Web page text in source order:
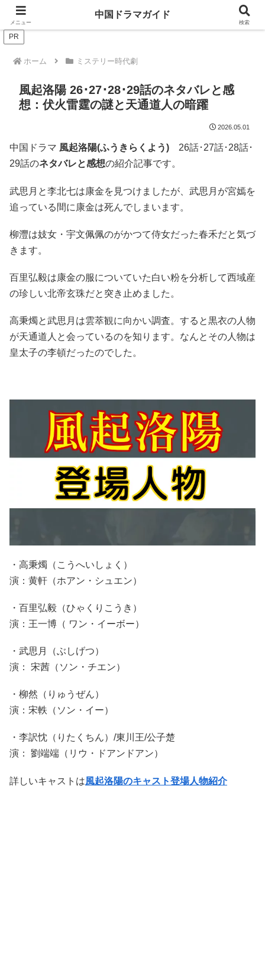
ドラマは歴史を知るともっと面白い！
PR
ホーム ミステリー時代劇
風起洛陽 26･27･28･29話のネタバレと感
想：伏火雷霆の謎と天通道人の暗躍
2026.05.01
中国ドラマ 風起洛陽(ふうきらくよう) 26話･27話･28話･
29話のネタバレと感想の紹介記事です。
武思月と李北七は康金を見つけましたが、武思月が宮嫣を
追っている間に康金は死んでしまいます。
柳灃は妓女・宇文佩佩のがかつて侍女だった春禾だと気づ
きます。
百里弘毅は康金の服についていた白い粉を分析して西域産
の珍しい北帝玄珠だと突き止めました。
高秉燭と武思月は雲萃観に向かい調査。すると黒衣の人物
が天通道人と会っているのを知ります。なんとその人物は
皇太子の李頓だったのでした。
・高秉燭（こうへいしょく）
演：黄軒（ホアン・シュエン）
・百里弘毅（ひゃくりこうき）
演：王一博（ ワン・イーボー）
・武思月（ぶしげつ）
演： 宋茜（ソン・チエン）
・柳然（りゅうぜん）
演：宋軼（ソン・イー）
・李訳忱（りたくちん）/東川王/公子楚
演： 劉端端（リウ・ドアンドアン）
詳しいキャストは風起洛陽のキャスト登場人物紹介
メニュー
中国ドラマガイド
検索